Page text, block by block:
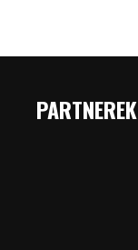
PARTNEREK